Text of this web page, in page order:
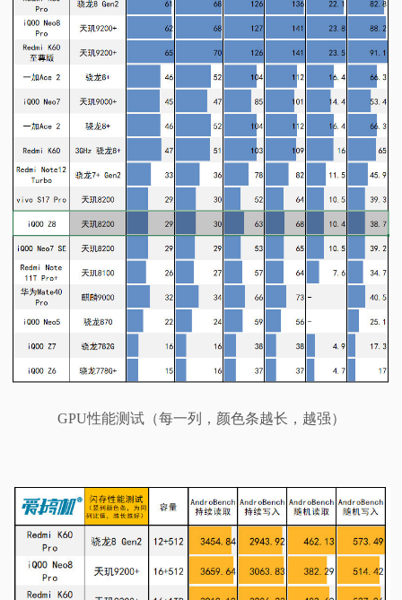
GPU性能测试（每一列，颜色条越长，越强）